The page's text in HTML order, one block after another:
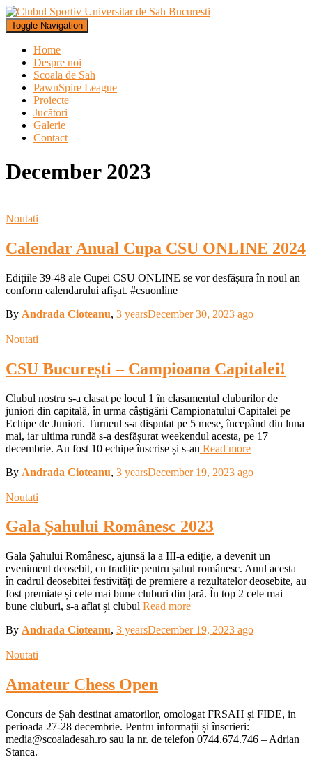
Toggle Navigation
Home
Despre noi
Scoala de Sah
PawnSpire League
Proiecte
Jucători
Galerie
Contact
December 2023
Noutati
Calendar Anual Cupa CSU ONLINE 2024
Edițiile 39-48 ale Cupei CSU ONLINE se vor desfășura în noul an
conform calendarului afișat. #csuonline
By Andrada Cioteanu, 3 yearsDecember 30, 2023 ago
Noutati
CSU București – Campioana Capitalei!
Clubul nostru s-a clasat pe locul 1 în clasamentul cluburilor de
juniori din capitală, în urma câștigării Campionatului Capitalei pe
Echipe de Juniori. Turneul s-a disputat pe 5 mese, începând din luna
mai, iar ultima rundă s-a desfășurat weekendul acesta, pe 17
decembrie. Au fost 10 echipe înscrise și s-au Read more
By Andrada Cioteanu, 3 yearsDecember 19, 2023 ago
Noutati
Gala Șahului Românesc 2023
Gala Șahului Românesc, ajunsă la a III-a ediție, a devenit un
eveniment deosebit, cu tradiție pentru șahul românesc. Anul acesta
în cadrul deosebitei festivități de premiere a rezultatelor deosebite, au
fost premiate și cele mai bune cluburi din țară. În top 2 cele mai
bune cluburi, s-a aflat și clubul Read more
By Andrada Cioteanu, 3 yearsDecember 19, 2023 ago
Noutati
Amateur Chess Open
Concurs de Șah destinat amatorilor, omologat FRSAH și FIDE, in
perioada 27-28 decembrie. Pentru informații și înscrieri:
media@scoaladesah.ro sau la nr. de telefon 0744.674.746 – Adrian
Stanca.